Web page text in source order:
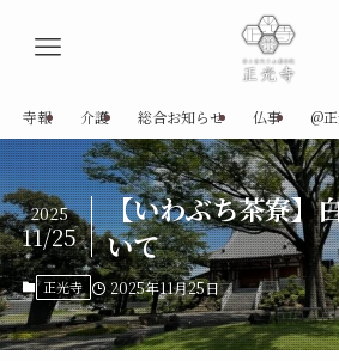
寺報 介護 総合お知らせ 仏事 @
【いわぶち茶寮】
いて
2025
11/25
正光寺 2025年11月25日